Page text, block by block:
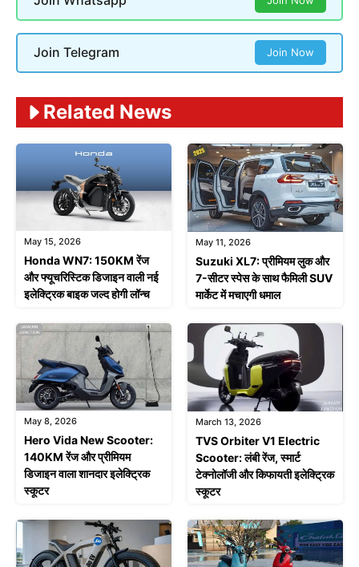
Join Telegram Join Now
Related News
May 15, 2026
Honda WN7: 150KM रेंज
और फ्यूचरिस्टिक डिजाइन वाली नई
इलेक्ट्रिक बाइक जल्द होगी लॉन्च
May 11, 2026
Suzuki XL7: प्रीमियम लुक और
7-सीटर स्पेस के साथ फैमिली SUV
मार्केट में मचाएगी धमाल
May 8, 2026
Hero Vida New Scooter:
140KM रेंज और प्रीमियम
डिजाइन वाला शानदार इलेक्ट्रिक
स्कूटर
March 13, 2026
TVS Orbiter V1 Electric
Scooter: लंबी रेंज, स्मार्ट
टेक्नोलॉजी और किफायती इलेक्ट्रिक
स्कूटर